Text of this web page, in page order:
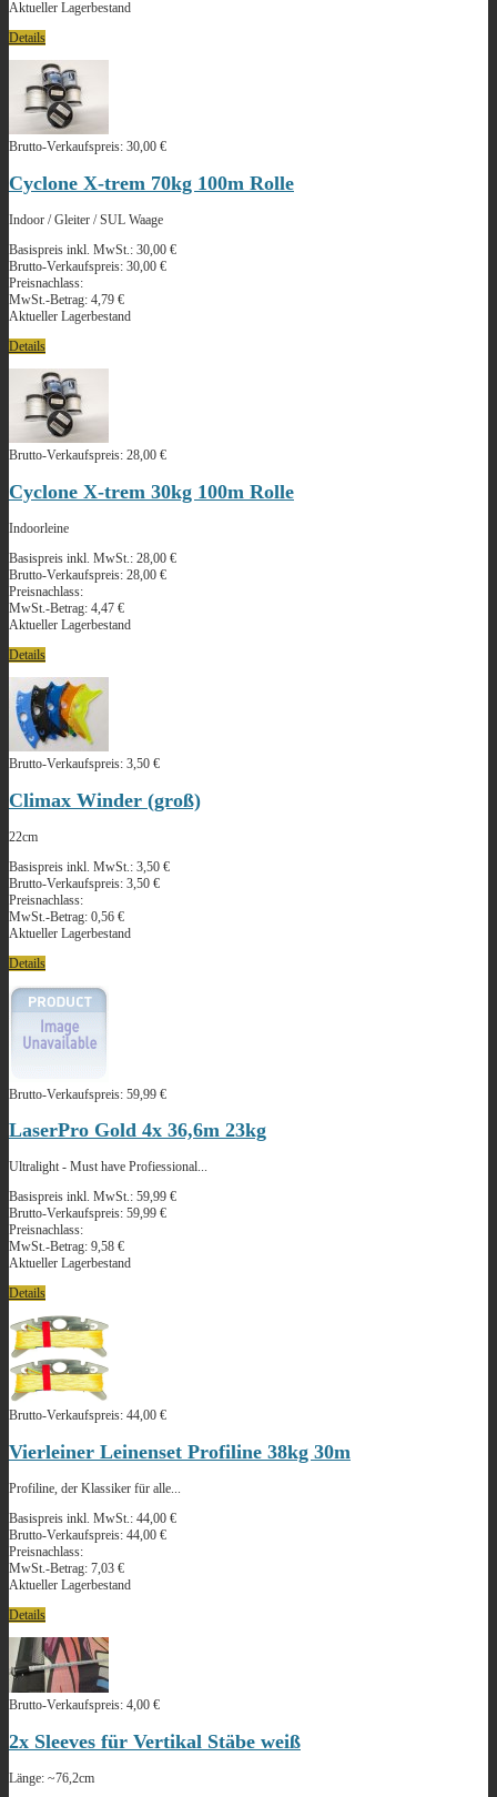
Aktueller Lagerbestand
Details
Brutto-Verkaufspreis: 30,00 €
Cyclone X-trem 70kg 100m Rolle
Indoor / Gleiter / SUL Waage
Basispreis inkl. MwSt.: 30,00 €
Brutto-Verkaufspreis: 30,00 €
Preisnachlass:
MwSt.-Betrag: 4,79 €
Aktueller Lagerbestand
Details
Brutto-Verkaufspreis: 28,00 €
Cyclone X-trem 30kg 100m Rolle
Indoorleine
Basispreis inkl. MwSt.: 28,00 €
Brutto-Verkaufspreis: 28,00 €
Preisnachlass:
MwSt.-Betrag: 4,47 €
Aktueller Lagerbestand
Details
Brutto-Verkaufspreis: 3,50 €
Climax Winder (groß)
22cm
Basispreis inkl. MwSt.: 3,50 €
Brutto-Verkaufspreis: 3,50 €
Preisnachlass:
MwSt.-Betrag: 0,56 €
Aktueller Lagerbestand
Details
Brutto-Verkaufspreis: 59,99 €
LaserPro Gold 4x 36,6m 23kg
Ultralight - Must have Profiessional...
Basispreis inkl. MwSt.: 59,99 €
Brutto-Verkaufspreis: 59,99 €
Preisnachlass:
MwSt.-Betrag: 9,58 €
Aktueller Lagerbestand
Details
Brutto-Verkaufspreis: 44,00 €
Vierleiner Leinenset Profiline 38kg 30m
Profiline, der Klassiker für alle...
Basispreis inkl. MwSt.: 44,00 €
Brutto-Verkaufspreis: 44,00 €
Preisnachlass:
MwSt.-Betrag: 7,03 €
Aktueller Lagerbestand
Details
Brutto-Verkaufspreis: 4,00 €
2x Sleeves für Vertikal Stäbe weiß
Länge: ~76,2cm